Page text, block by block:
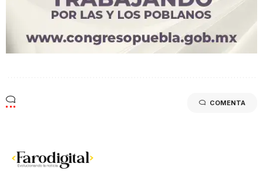
COMENTA